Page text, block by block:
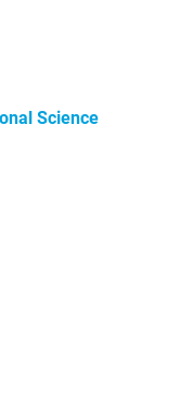
Science